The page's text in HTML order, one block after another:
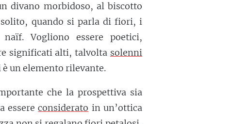
divano morbidoso, al biscotto
quando si parla di fiori, i
Vogliono essere poetici,
significati alti, talvolta solenni
un elemento rilevante.
che la prospettiva sia
essereconsiderato in un’ottica